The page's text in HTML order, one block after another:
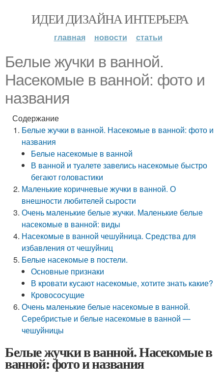
ИДЕИ ДИЗАЙНА ИНТЕРЬЕРА
главная новости статьи
Белые жучки в ванной.
Насекомые в ванной: фото и
названия
Содержание
Белые жучки в ванной. Насекомые в ванной: фото и
названия
Белые насекомые в ванной
В ванной и туалете завелись насекомые быстро
бегают головастики
Маленькие коричневые жучки в ванной. О
внешности любителей сырости
Очень маленькие белые жучки. Маленькие белые
насекомые в ванной: виды
Насекомые в ванной чешуйница. Средства для
избавления от чешуйниц
Белые насекомые в постели.
Основные признаки
В кровати кусают насекомые, хотите знать какие?
Кровососущие
Очень маленькие белые насекомые в ванной.
Серебристые и белые насекомые в ванной —
чешуйницы
Белые жучки в ванной. Насекомые в
ванной: фото и названия